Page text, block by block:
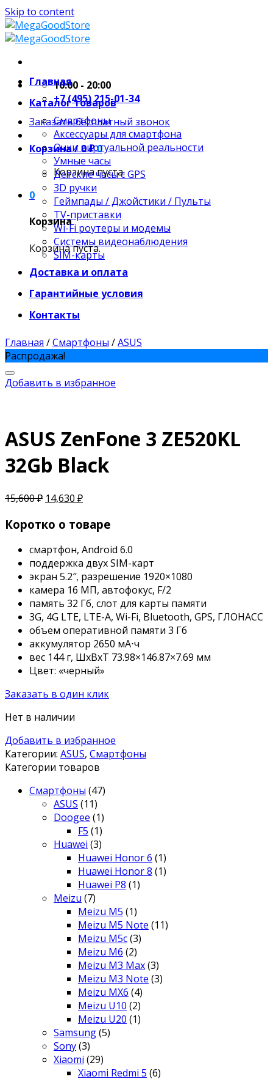
Skip to content
10:00 - 20:00
+7 (495) 215-01-34
Заказать бесплатный звонок
Корзина /0₽0
Корзина пуста.
0
Корзина
Корзина пуста.
Главная
Каталог товаров
Смартфоны
Аксессуары для смартфона
Очки виртуальной реальности
Умные часы
Детские часы с GPS
3D ручки
Геймпады / Джойстики / Пульты
TV-приставки
Wi-Fi роутеры и модемы
Системы видеонаблюдения
SIM-карты
Доставка и оплата
Гарантийные условия
Контакты
Главная /Смартфоны /ASUS
Распродажа!
Добавить в избранное
ASUS ZenFone 3 ZE520KL
32Gb Black
15,600₽ 14,630 ₽
Коротко о товаре
смартфон, Android 6.0
поддержка двух SIM-карт
экран 5.2″, разрешение 1920×1080
камера 16 МП, автофокус, F/2
память 32 Гб, слот для карты памяти
3G, 4G LTE, LTE-A, Wi-Fi, Bluetooth, GPS, ГЛОНАСС
объем оперативной памяти 3 Гб
аккумулятор 2650 мА⋅ч
вес 144 г, ШxВxТ 73.98×146.87×7.69 мм
Цвет: «черный»
Заказать в один клик
Нет в наличии
Добавить в избранное
Категории: ASUS, Смартфоны
Категории товаров
Смартфоны (47)
ASUS (11)
Doogee (1)
F5 (1)
Huawei (3)
Huawei Honor 6 (1)
Huawei Honor 8 (1)
Huawei P8 (1)
Meizu (7)
Meizu M5 (1)
Meizu M5 Note (11)
Meizu M5c(3)
Meizu M6 (2)
Meizu M3 Max(3)
Meizu M3 Note (3)
Meizu MX6 (4)
Meizu U10 (2)
Meizu U20 (1)
Samsung(5)
Sony(3)
Xiaomi (29)
Xiaomi Redmi 5 (6)